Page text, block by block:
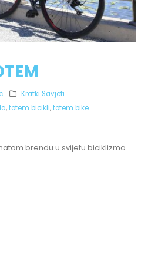
Kratki Savjeti
,totem bicikli,totem bike
brendu u svijetu biciklizma